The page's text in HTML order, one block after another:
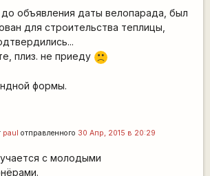
до объявления даты велопарада, был
для строительства теплицы,
плиз. не приеду :(
формы.
paul отправленного 30 Апр, 2015 в 20:29
с молодыми